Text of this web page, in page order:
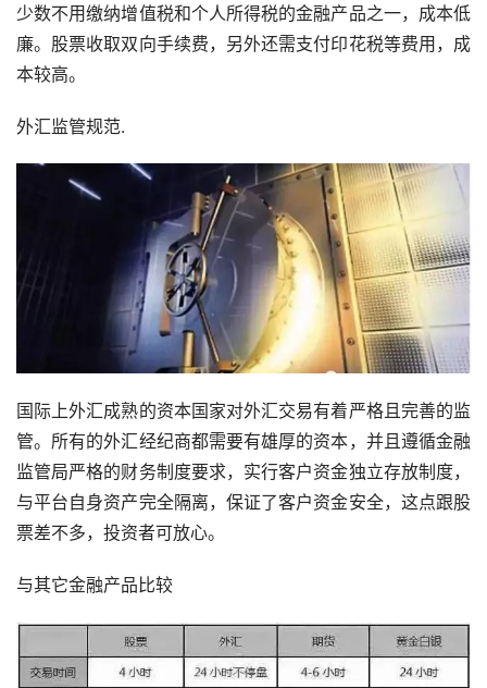
少数不用缴纳增值税和个人所得税的金融产品之一，成本低
廉。股票收取双向手续费，另外还需支付印花税等费用，成
本较高。
外汇监管规范.
国际上外汇成熟的资本国家对外汇交易有着严格且完善的监
管。所有的外汇经纪商都需要有雄厚的资本，并且遵循金融
监管局严格的财务制度要求，实行客户资金独立存放制度，
与平台自身资产完全隔离，保证了客户资金安全，这点跟股
票差不多，投资者可放心。
与其它金融产品比较